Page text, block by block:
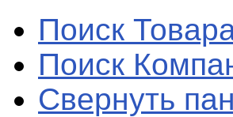
Поиск
Поиск
Свернуть